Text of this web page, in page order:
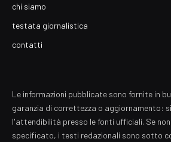
chi siamo
testata giornalistica
contatti
Le informazioni pubblicate sono fornite in
garanzia di correttezza o aggiornamento:
l'attendibilità presso le fonti ufficiali. Se
specificato, i testi redazionali sono sotto